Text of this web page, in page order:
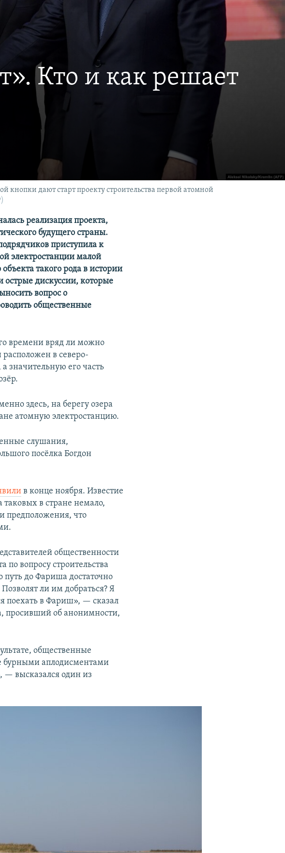
Кто и как решает
дают старт проекту строительства первой атомной
реализация проекта,
будущего страны.
приступила к
электростанции малой
такого рода в истории
острые дискуссии, которые
вопрос о
общественные
времени вряд ли можно
в северо-
значительную его часть
здесь, на берегу озера
атомную электростанцию.
слушания,
посёлка Богдон
в конце ноября. Известие
таковых в стране немало,
предположения, что
общественности
по вопросу строительства
путь до Фариша достаточно
ли им добраться? Я
поехать в Фариш», — сказал
просивший об анонимности,
общественные
бурными аплодисментами
— высказался один из